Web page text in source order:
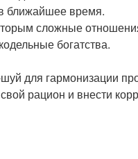
ближайшее время.
сложные
богатства.
для гармонизации
рацион и внести